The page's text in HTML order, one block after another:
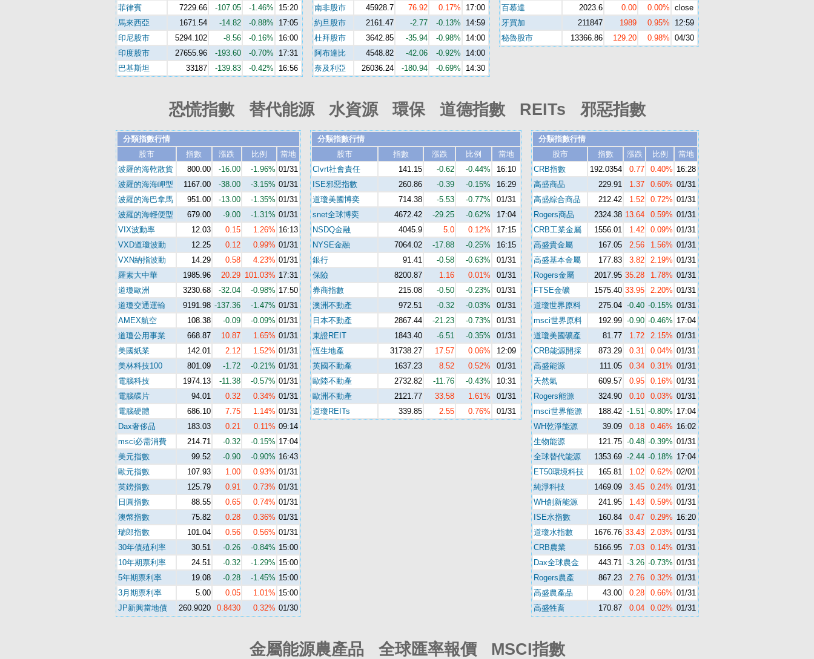
菲律賓
7229.66 -107.05 -1.46%
15:20
馬來西亞
1671.54 -14.82 -0.88%
17:05
印尼股市
5294.102 -8.56 -0.16%
16:00
印度股市
27655.96 -193.60 -0.70%
17:31
巴基斯坦
33187 -139.83 -0.42% 16:56
南非股市
45928.7 76.92 0.17%
17:00
約旦股市
2161.47 -2.77 -0.13%
14:59
杜拜股市
3642.85 -35.94 -0.98%
14:00
阿布達比
4548.82 -42.06 -0.92%
14:00
奈及利亞
26036.24 -180.94 -0.69% 14:30
百慕達
2023.6 0.00 0.00% close
牙買加
211847 1989 0.95%
12:59
秘魯股市
13366.86 129.20 0.98% 04/30
恐慌指數 替代能源 水資源 環保 道德指數 REITs 邪惡指數
分類指數行情
股市
指數 漲跌 比例
當地
波羅的海乾散貨
800.00 -16.00 -1.96% 01/31
波羅的海海岬型
1167.00 -38.00 -3.15% 01/31
波羅的海巴拿馬
951.00 -13.00 -1.35% 01/31
波羅的海輕便型
679.00 -9.00 -1.31% 01/31
VIX波動率
12.03 0.15 1.26% 16:13
VXD道瓊波動
12.25 0.12 0.99% 01/31
VXN納指波動
14.29 0.58 4.23% 01/31
羅素大中華
1985.96 20.29 101.03% 17:31
道瓊歐洲
3230.68 -32.04 -0.98% 17:50
道瓊交通運輸
9191.98 -137.36 -1.47% 01/31
AMEX航空
108.38 -0.09 -0.09% 01/31
道瓊公用事業
668.87 10.87 1.65% 01/31
美國紙業
142.01 2.12 1.52% 01/31
美林科技100
801.09 -1.72 -0.21% 01/31
電腦科技
1974.13 -11.38 -0.57% 01/31
電腦碟片
94.01 0.32 0.34% 01/31
電腦硬體
686.10 7.75 1.14% 01/31
Dax奢侈品
183.03 0.21 0.11% 09:14
msci必需消費
214.71 -0.32 -0.15% 17:04
美元指數
99.52 -0.90 -0.90% 16:43
歐元指數
107.93 1.00 0.93% 01/31
英鎊指數
125.79 0.91 0.73% 01/31
日圓指數
88.55 0.65 0.74% 01/31
澳幣指數
75.82 0.28 0.36% 01/31
瑞郎指數
101.04 0.56 0.56% 01/31
30年債殖利率
30.51 -0.26 -0.84% 15:00
10年期票利率
24.51 -0.32 -1.29% 15:00
5年期票利率
19.08 -0.28 -1.45% 15:00
3月期票利率
5.00 0.05 1.01% 15:00
JP新興當地債
260.9020 0.8430 0.32% 01/30
分類指數行情
股市
指數 漲跌 比例
當地
Clvrt社會責任
141.15 -0.62 -0.44%
16:10
ISE邪惡指數
260.86 -0.39 -0.15%
16:29
道瓊美國博奕
714.38 -5.53 -0.77%
01/31
snet全球博奕
4672.42 -29.25 -0.62%
17:04
NSDQ金融
4045.9 5.0 0.12%
17:15
NYSE金融
7064.02 -17.88 -0.25%
16:15
銀行
91.41 -0.58 -0.63%
01/31
保險
8200.87 1.16 0.01%
01/31
券商指數
215.08 -0.50 -0.23%
01/31
澳洲不動產
972.51 -0.32 -0.03%
01/31
日本不動產
2867.44 -21.23 -0.73%
01/31
東證REIT
1843.40 -6.51 -0.35%
01/31
恆生地產
31738.27 17.57 0.06%
12:09
英國不動產
1637.23 8.52 0.52%
01/31
歐陸不動產
2732.82 -11.76 -0.43%
10:31
歐洲不動產
2121.77 33.58 1.61%
01/31
道瓊REITs
339.85 2.55 0.76% 01/31
分類指數行情
股市
指數 漲跌 比例
當地
CRB指數
192.0354 0.77 0.40% 16:28
高盛商品
229.91 1.37 0.60% 01/31
高盛綜合商品
212.42 1.52 0.72% 01/31
Rogers商品
2324.38 13.64 0.59% 01/31
CRB工業金屬
1556.01 1.42 0.09% 01/31
高盛貴金屬
167.05 2.56 1.56% 01/31
高盛基本金屬
177.83 3.82 2.19% 01/31
Rogers金屬
2017.95 35.28 1.78% 01/31
FTSE金礦
1575.40 33.95 2.20% 01/31
道瓊世界原料
275.04 -0.40 -0.15% 01/31
msci世界原料
192.99 -0.90 -0.46% 17:04
道瓊美國礦產
81.77 1.72 2.15% 01/31
CRB能源開採
873.29 0.31 0.04% 01/31
高盛能源
111.05 0.34 0.31% 01/31
天然氣
609.57 0.95 0.16% 01/31
Rogers能源
324.90 0.10 0.03% 01/31
msci世界能源
188.42 -1.51 -0.80% 17:04
WH乾淨能源
39.09 0.18 0.46% 16:02
生物能源
121.75 -0.48 -0.39% 01/31
全球替代能源
1353.69 -2.44 -0.18% 17:04
ET50環境科技
165.81 1.02 0.62% 02/01
純淨科技
1469.09 3.45 0.24% 01/31
WH創新能源
241.95 1.43 0.59% 01/31
ISE水指數
160.84 0.47 0.29% 16:20
道瓊水指數
1676.76 33.43 2.03% 01/31
CRB農業
5166.95 7.03 0.14% 01/31
Dax全球農金
443.71 -3.26 -0.73% 01/31
Rogers農產
867.23 2.76 0.32% 01/31
高盛農產品
43.00 0.28 0.66% 01/31
高盛牲畜
170.87 0.04 0.02% 01/31
金屬能源農產品 全球匯率報價 MSCI指數